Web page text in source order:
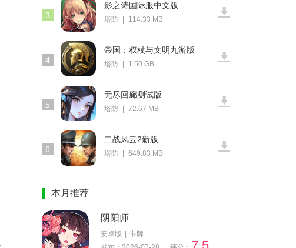
3
影之诗国际服中文版
塔防 114.33 MB
4
帝国：权杖与文明九游版
塔防 1.50 GB
5
无尽回廊测试版
塔防 72.67 MB
6
二战风云2新版
塔防 649.83 MB
本月推荐
阴阳师
安卓版
卡牌